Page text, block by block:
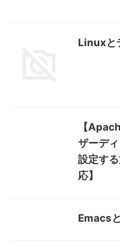
Linuxと
【
ザーデ
設定す
応】
Emacs